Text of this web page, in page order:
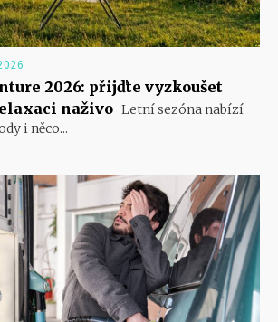
2026: přijďte vyzkoušet
naživo Letní sezóna nabízí
i něco...